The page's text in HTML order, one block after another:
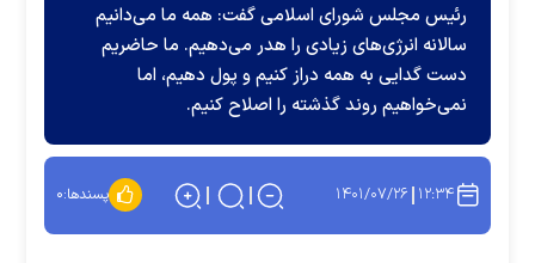
رئیس مجلس شورای اسلامی گفت: همه ما می‌دانیم
سالانه انرژی‌های زیادی را هدر می‌دهیم. ما حاضریم
دست گدایی به همه دراز کنیم و پول دهیم، اما
نمی‌خواهیم روند گذشته را اصلاح کنیم.
۱۲:۳۴ ۱۴۰۱/۰۷/۲۶ پسندها:۰